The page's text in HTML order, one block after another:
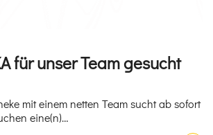
für unser Team gesucht
mit einem netten Team sucht ab sofort
eine(n)…